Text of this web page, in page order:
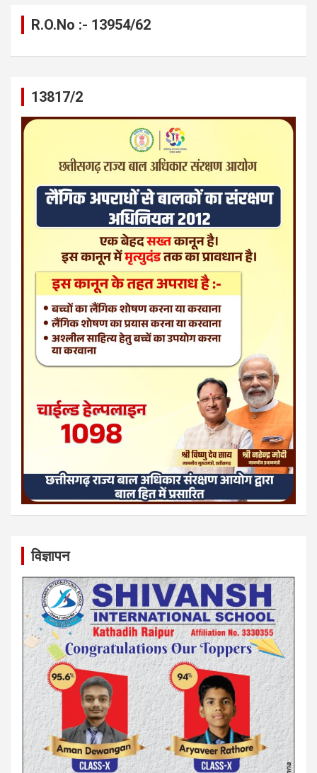
R.O.No :- 13954/62
13817/2
विज्ञापन